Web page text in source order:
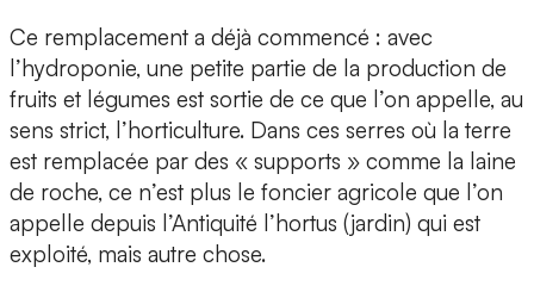
Ce remplacement a déjà commencé : avec
l’hydroponie, une petite partie de la production de
fruits et légumes est sortie de ce que l’on appelle, au
sens strict, l’horticulture. Dans ces serres où la terre
est remplacée par des « supports » comme la laine
de roche, ce n’est plus le foncier agricole que l’on
appelle depuis l’Antiquité l’hortus (jardin) qui est
exploité, mais autre chose.